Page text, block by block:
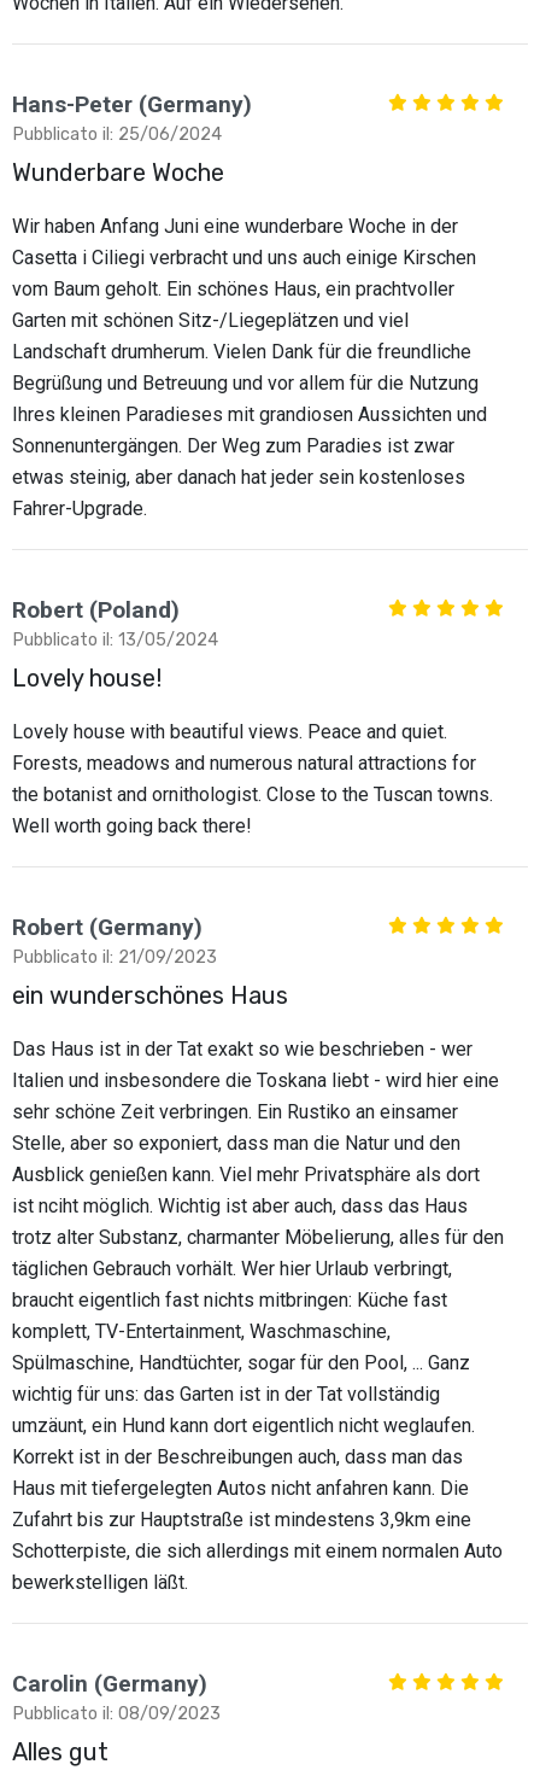
Hans-Peter (Germany)
Pubblicato il: 25/06/2024
Wunderbare Woche
Wir haben Anfang Juni eine wunderbare Woche in der
Casetta i Ciliegi verbracht und uns auch einige Kirschen
vom Baum geholt. Ein schönes Haus, ein prachtvoller
Garten mit schönen Sitz-/Liegeplätzen und viel
Landschaft drumherum. Vielen Dank für die freundliche
Begrüßung und Betreuung und vor allem für die Nutzung
Ihres kleinen Paradieses mit grandiosen Aussichten und
Sonnenuntergängen. Der Weg zum Paradies ist zwar
etwas steinig, aber danach hat jeder sein kostenloses
Fahrer-Upgrade.
Robert (Poland)
Pubblicato il: 13/05/2024
Lovely house!
Lovely house with beautiful views. Peace and quiet.
Forests, meadows and numerous natural attractions for
the botanist and ornithologist. Close to the Tuscan towns.
Well worth going back there!
Robert (Germany)
Pubblicato il: 21/09/2023
ein wunderschönes Haus
Das Haus ist in der Tat exakt so wie beschrieben - wer
Italien und insbesondere die Toskana liebt - wird hier eine
sehr schöne Zeit verbringen. Ein Rustiko an einsamer
Stelle, aber so exponiert, dass man die Natur und den
Ausblick genießen kann. Viel mehr Privatsphäre als dort
ist nciht möglich. Wichtig ist aber auch, dass das Haus
trotz alter Substanz, charmanter Möbelierung, alles für den
täglichen Gebrauch vorhält. Wer hier Urlaub verbringt,
braucht eigentlich fast nichts mitbringen: Küche fast
komplett, TV-Entertainment, Waschmaschine,
Spülmaschine, Handtüchter, sogar für den Pool, ... Ganz
wichtig für uns: das Garten ist in der Tat vollständig
umzäunt, ein Hund kann dort eigentlich nicht weglaufen.
Korrekt ist in der Beschreibungen auch, dass man das
Haus mit tiefergelegten Autos nicht anfahren kann. Die
Zufahrt bis zur Hauptstraße ist mindestens 3,9km eine
Schotterpiste, die sich allerdings mit einem normalen Auto
bewerkstelligen läßt.
Carolin (Germany)
Pubblicato il: 08/09/2023
Alles gut